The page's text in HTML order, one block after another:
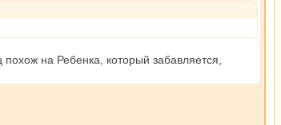
на Ребенка, который забавляется,